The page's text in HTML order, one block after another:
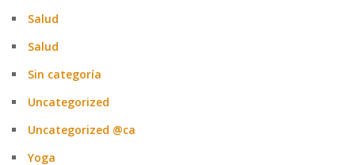
Salud
Salud
Sin categoría
Uncategorized
Uncategorized @ca
Yoga